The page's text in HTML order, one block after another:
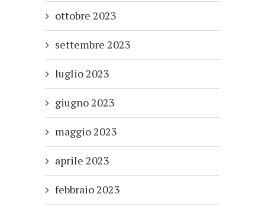
ottobre 2023
settembre 2023
luglio 2023
giugno 2023
maggio 2023
aprile 2023
febbraio 2023